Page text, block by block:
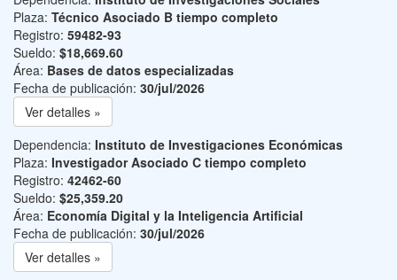
Plaza: Técnico Asociado B tiempo completo
Registro: 59482-93
Sueldo: $18,669.60
Área: Bases de datos especializadas
Fecha de publicación: 30/jul/2026
Ver detalles »
Dependencia: Instituto de Investigaciones Económicas
Plaza: Investigador Asociado C tiempo completo
Registro: 42462-60
Sueldo: $25,359.20
Área: Economía Digital y la Inteligencia Artificial
Fecha de publicación: 30/jul/2026
Ver detalles »